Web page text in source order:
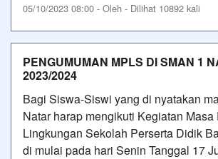
05/10/2023 08:00 - Oleh - Dilihat 10892 kali
PENGUMUMAN MPLS DI SMAN 1
2023/2024
Bagi Siswa-Siswi yang di nyatakan
Natar harap mengikuti Kegiatan
Lingkungan Sekolah Perserta Didik
di mulai pada hari Senin Tanggal 17